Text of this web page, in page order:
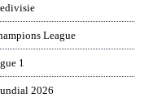
League
1
2026